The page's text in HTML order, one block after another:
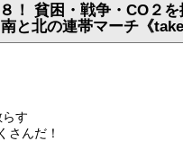
貧困・戦争・CO２
と北の連帯マーチ《take
す
さんだ！